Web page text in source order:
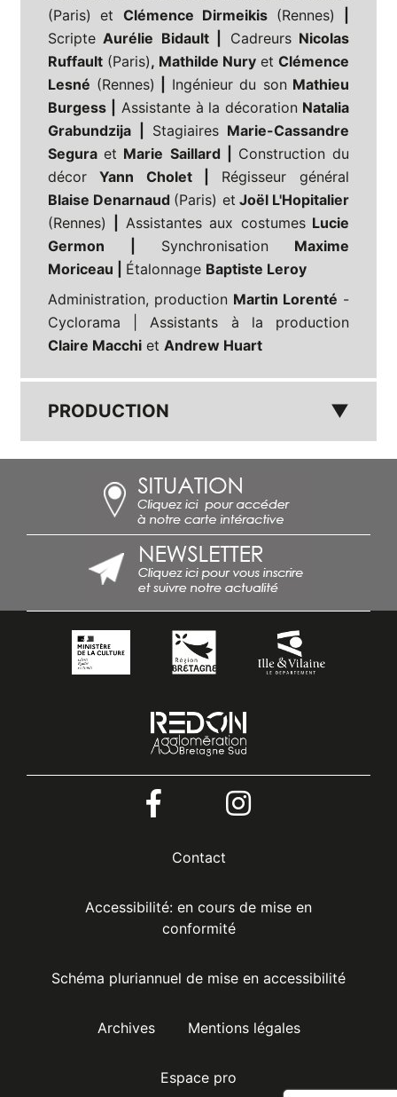
(Paris) et Clémence Dirmeikis (Rennes)
Scripte Aurélie Bidault | CadreursNicolas
Ruffault (Paris), Mathilde Nuryet Clémence
Lesné (Rennes) Ingénieur du sonMathieu
Burgess |
Assistante à la décoration Natalia
Grabundzija | Stagiaires Marie-Cassandre
Seguraet Marie Saillard | Construction du
décor Yann Cholet | Régisseur général
Blaise Denarnaud (Paris) et Joël L'Hopitalier
(Rennes)
Assistantes aux costumesLucie
Germon | Synchronisation Maxime
Moriceau | Étalonnage Baptiste Leroy
Administration, production Martin Lorenté -
Cyclorama | Assistants à la production
Claire Macchi et Andrew Huart
PRODUCTION ▼
Pied
Contact
Accessibilité: en cours de mise en
conformité
Schéma pluriannuel de mise en accessibilité
Archives Mentions légales
Espace pro